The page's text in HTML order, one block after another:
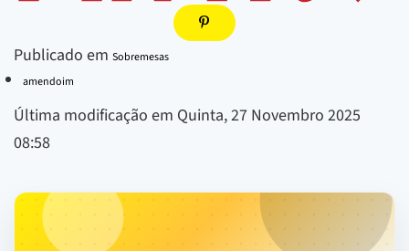
Publicado em Sobremesas
amendoim
Última modificação em Quinta, 27 Novembro 2025
08:58